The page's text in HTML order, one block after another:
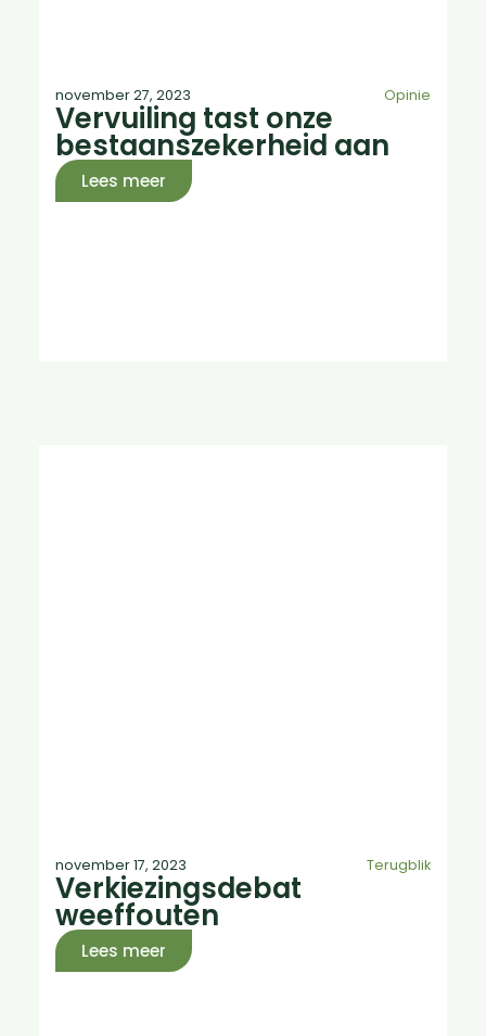
november 27, 2023 Opinie
Vervuiling tast onze
bestaanszekerheid aan
Lees meer
november 17, 2023 Terugblik
Verkiezingsdebat
weeffouten
Lees meer